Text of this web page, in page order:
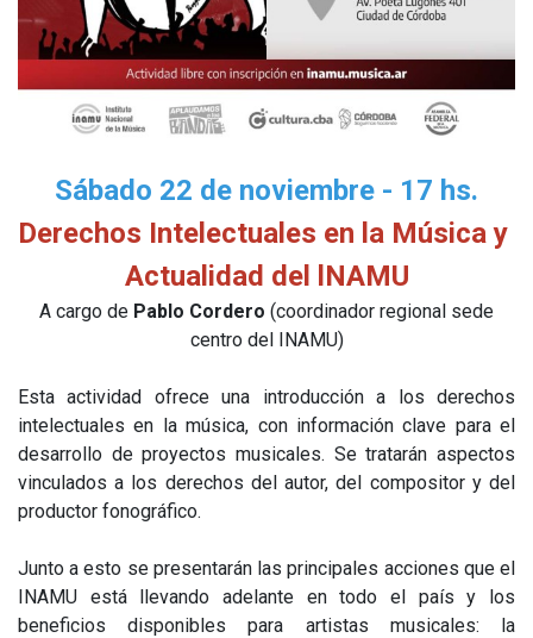
Sábado 22 de noviembre - 17 hs.
Derechos Intelectuales en la Música y
Actualidad del lNAMU
A cargo de Pablo Cordero (coordinador regional sede
centro del INAMU)
Esta actividad ofrece una introducción a los derechos
intelectuales en la música, con información clave para el
desarrollo de proyectos musicales. Se tratarán aspectos
vinculados a los derechos del autor, del compositor y del
productor fonográfico.
Junto a esto se presentarán las principales acciones que el
INAMU está llevando adelante en todo el país y los
beneficios disponibles para artistas musicales: la